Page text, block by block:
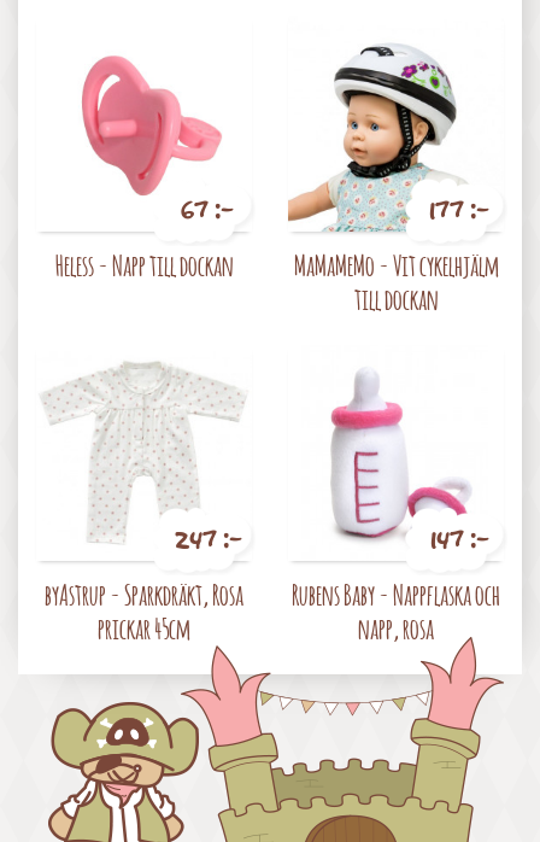
67 :-
Heless - Napp till dockan
177 :-
MaMaMeMo - Vit cykelhjälm
till dockan
247 :-
byAstrup - Sparkdräkt, Rosa
prickar 45cm
147 :-
Rubens Baby - Nappflaska och
napp, rosa